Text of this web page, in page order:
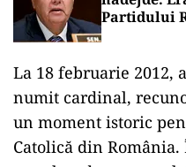
Partidului
La 18 februarie 2012,
numit cardinal,
un moment istoric
Catolică din